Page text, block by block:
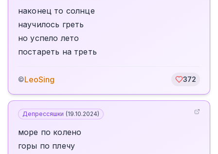
наконец то солнце
научилось греть
но успело лето
постареть на треть
©LeoSing 372
Депрессяшки (19.10.2024)
море по колено
горы по плечу